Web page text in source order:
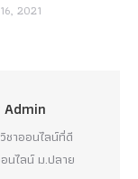
2021
ชาออนไลน์ที่ดี
นไลน์ ม.ปลาย